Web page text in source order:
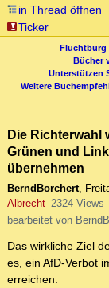
in Thread öffnen
Ticker
Fluchtburg
Bücher
Unterstützen
Weitere
Die Richterwahl
Grünen und
übernehmen
BerndBorchert,
Albrecht 2324 Views
bearbeitet von
Das wirkliche Ziel
es, ein AfD-Verbot
erreichen: